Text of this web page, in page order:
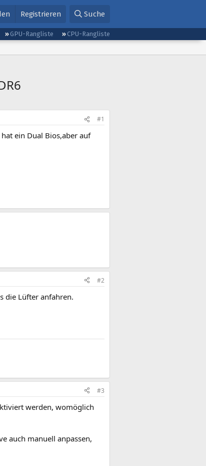
Registrieren Suche
GPU-Rangliste
CPU-Rangliste
#1
ein Dual Bios,aber auf
#2
die Lüfter anfahren.
#3
werden, womöglich
auch manuell anpassen,